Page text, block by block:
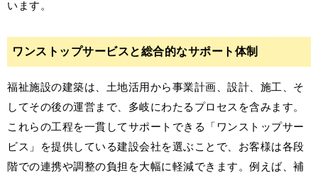
います。
ワンストップサービスと総合的なサポート体制
福祉施設の建築は、土地活用から事業計画、設計、施工、そ
してその後の運営まで、多岐にわたるプロセスを含みます。
これらの工程を一貫してサポートできる「ワンストップサー
ビス」を提供している建設会社を選ぶことで、お客様は各段
階での連携や調整の負担を大幅に軽減できます。例えば、補